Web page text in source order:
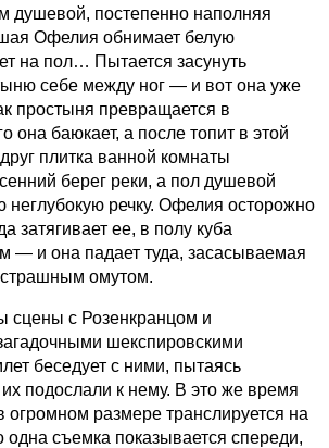
душевой, постепенно наполняя
Офелия обнимает белую
на пол… Пытается засунуть
себе между ног — и вот она уже
простыня превращается в
она баюкает, а после топит в этой
плитка ванной комнаты
берег реки, а пол душевой
речку. Офелия осторожно
затягивает ее, в полу куба
— и она падает туда, засасываемая
омутом.
сцены с Розенкранцом и
шекспировскими
беседует с ними, пытаясь
подослали к нему. В это же время
огромном размере транслируется на
одна съемка показывается спереди,